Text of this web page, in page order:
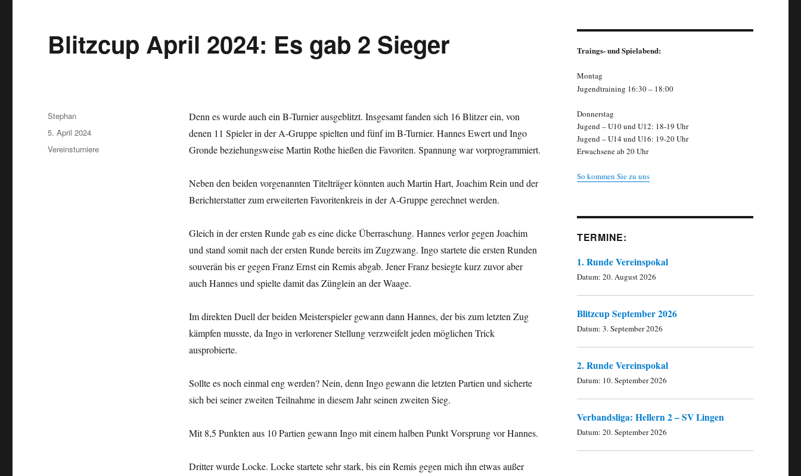
Blitzcup April 2024: Es gab 2 Sieger
Denn es wurde auch ein B-Turnier ausgeblitzt. Insgesamt fanden sich 16 Blitzer ein, von
denen 11 Spieler in der A-Gruppe spielten und fünf im B-Turnier. Hannes Ewert und Ingo
Gronde beziehungsweise Martin Rothe hießen die Favoriten. Spannung war vorprogrammiert.
Neben den beiden vorgenannten Titelträger könnten auch Martin Hart, Joachim Rein und der
Berichterstatter zum erweiterten Favoritenkreis in der A-Gruppe gerechnet werden.
Gleich in der ersten Runde gab es eine dicke Überraschung. Hannes verlor gegen Joachim
und stand somit nach der ersten Runde bereits im Zugzwang. Ingo startete die ersten Runden
souverän bis er gegen Franz Ernst ein Remis abgab. Jener Franz besiegte kurz zuvor aber
auch Hannes und spielte damit das Zünglein an der Waage.
Im direkten Duell der beiden Meisterspieler gewann dann Hannes, der bis zum letzten Zug
kämpfen musste, da Ingo in verlorener Stellung verzweifelt jeden möglichen Trick
ausprobierte.
Sollte es noch einmal eng werden? Nein, denn Ingo gewann die letzten Partien und sicherte
sich bei seiner zweiten Teilnahme in diesem Jahr seinen zweiten Sieg.
Mit 8,5 Punkten aus 10 Partien gewann Ingo mit einem halben Punkt Vorsprung vor Hannes.
Dritter wurde Locke. Locke startete sehr stark, bis ein Remis gegen mich ihn etwas außer
Autor
Stephan
Veröffentlicht
am
5. April 2024
Kategorien
Vereinsturniere
Traings- und Spielabend:
Montag
Jugendtraining 16:30 – 18:00
Donnerstag
Jugend – U10 und U12: 18-19 Uhr
Jugend – U14 und U16: 19-20 Uhr
Erwachsene ab 20 Uhr
So kommen Sie zu uns
TERMINE:
1. Runde Vereinspokal
Datum: 20. August 2026
Blitzcup September 2026
Datum: 3. September 2026
2. Runde Vereinspokal
Datum: 10. September 2026
Verbandsliga: Hellern 2 – SV Lingen
Datum: 20. September 2026